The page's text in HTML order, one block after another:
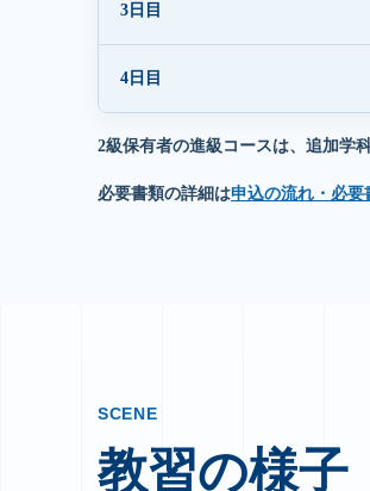
3日目
4日目
2級保有者の進級コースは、追加学
必要書類の詳細は申込の流れ・必要
SCENE
教習の様子